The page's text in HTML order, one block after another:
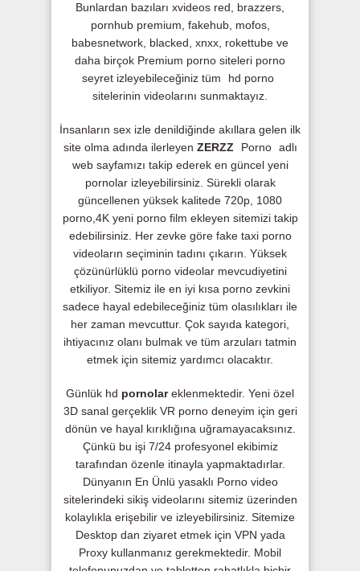
Bunlardan bazıları xvideos red, brazzers,
pornhub premium, fakehub, mofos,
babesnetwork, blacked, xnxx, rokettube ve
daha birçok Premium porno siteleri porno
seyret izleyebileceğiniz tüm
hd porno
sitelerinin videolarını sunmaktayız.
İnsanların sex izle denildiğinde akıllara gelen ilk
site olma adında ilerleyen ZERZZ Porno adlı
web sayfamızı takip ederek en güncel yeni
pornolar izleyebilirsiniz. Sürekli olarak
güncellenen yüksek kalitede 720p, 1080
porno,4K yeni porno film ekleyen sitemizi takip
edebilirsiniz. Her zevke göre fake taxi porno
videoların seçiminin tadını çıkarın. Yüksek
çözünürlüklü porno videolar mevcudiyetini
etkiliyor. Sitemiz ile en iyi kısa porno zevkini
sadece hayal edebileceğiniz tüm olasılıkları ile
her zaman mevcuttur. Çok sayıda kategori,
ihtiyacınız olanı bulmak ve tüm arzuları tatmin
etmek için sitemiz yardımcı olacaktır.
Günlük hd pornolareklenmektedir. Yeni özel
3D sanal gerçeklik VR porno deneyim için geri
dönün ve hayal kırıklığına uğramayacaksınız.
Çünkü bu işi 7/24 profesyonel ekibimiz
tarafından özenle itinayla yapmaktadırlar.
Dünyanın En Ünlü yasaklı Porno video
sitelerindeki sikiş videolarını sitemiz üzerinden
kolaylıkla erişebilir ve izleyebilirsiniz. Sitemize
Desktop dan ziyaret etmek için VPN yada
Proxy kullanmanız gerekmektedir. Mobil